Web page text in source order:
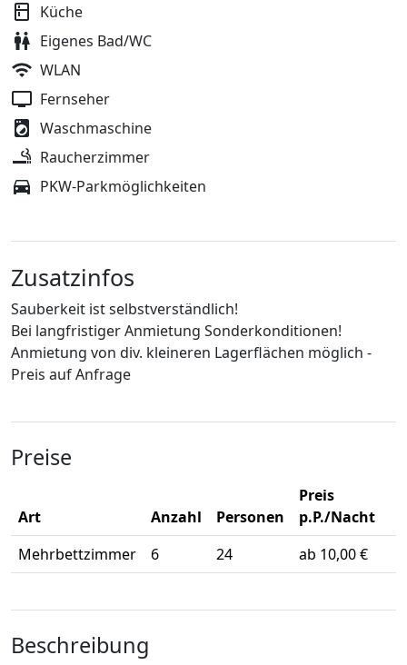
Küche
Eigenes Bad/WC
WLAN
Fernseher
Waschmaschine
Raucherzimmer
PKW-Parkmöglichkeiten
Zusatzinfos
Sauberkeit ist selbstverständlich!
Bei langfristiger Anmietung Sonderkonditionen!
Anmietung von div. kleineren Lagerflächen möglich -
Preis auf Anfrage
Preise
Art Anzahl Personen
Preis
p.P./Nacht
Mehrbettzimmer
6 24 ab 10,00 €
Beschreibung